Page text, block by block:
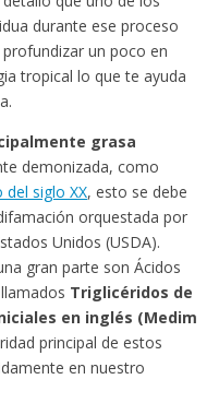
durante ese proceso
un poco en
tropical lo que te ayuda
grasa
demonizada, como
del siglo XX, esto se debe
orquestada por
Unidos (USDA).
gran parte son Ácidos
Triglicéridos de
en inglés (Medim
principal de estos
en nuestro